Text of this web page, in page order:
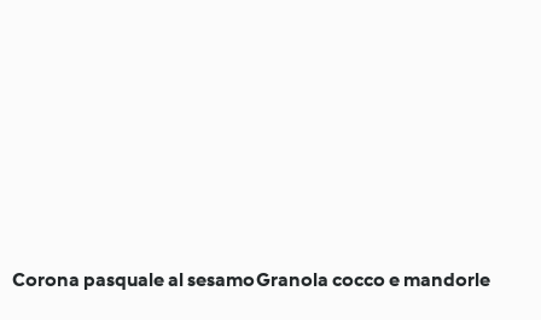
Corona pasquale al sesamoGranola cocco e mandorle